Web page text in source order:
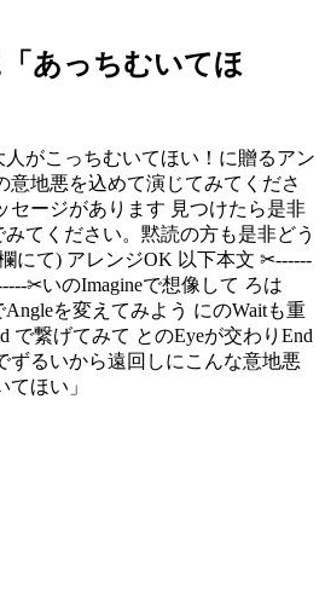
あっちむいてほ
がこっちむいてほい！に贈るアン
意地悪を込めて演じてみてくださ
セージがあります 見つけたら是非
てください。黙読の方も是非どう
にて) アレンジOK 以下本文 ‪✂︎‬------
‪✂︎ ​いのImagineで想像して ろは
を変えてみよう にのWaitも重
で繋げてみて とのEyeが交わりEnd
ずるいから遠回しにこんな意地悪
ほい」